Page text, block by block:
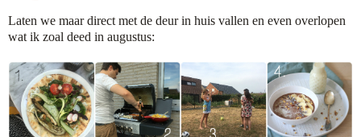
Laten we maar direct met de deur in huis vallen en even overlopen
wat ik zoal deed in augustus: